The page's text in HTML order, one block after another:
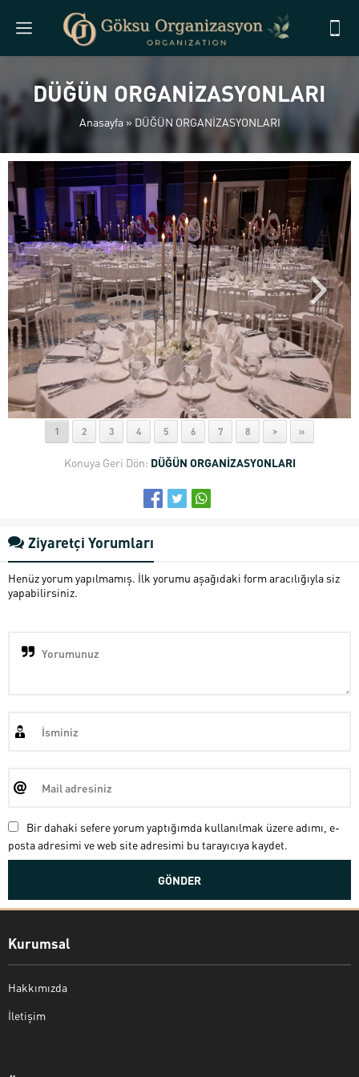
DÜĞÜN ORGANİZASYONLARI
Anasayfa»DÜĞÜN ORGANİZASYONLARI
1 2 3 4 5 6 7 8 > »
Konuya Geri Dön: DÜĞÜN ORGANİZASYONLARI
Ziyaretçi Yorumları
Henüz yorum yapılmamış. İlk yorumu aşağıdaki form aracılığıyla siz
yapabilirsiniz.
Bir dahaki sefere yorum yaptığımda kullanılmak üzere adımı, e-
posta adresimi ve web site adresimi bu tarayıcıya kaydet.
Kurumsal
Hakkımızda
İletişim